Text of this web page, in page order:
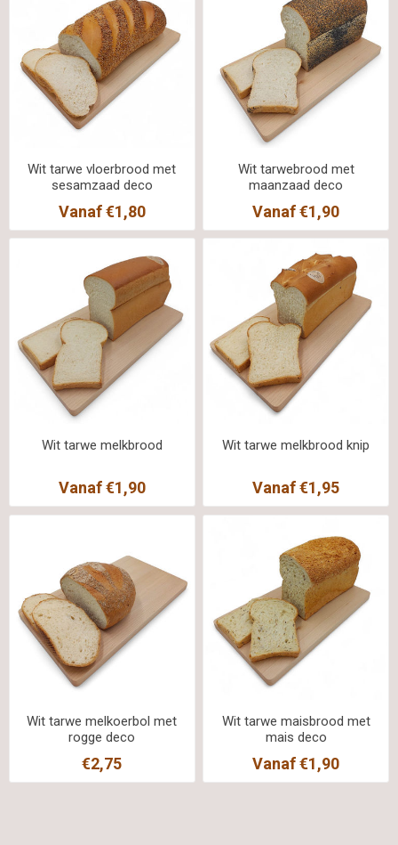
Wit tarwe vloerbrood met
sesamzaad deco
Vanaf €1,80
Wit tarwebrood met
maanzaad deco
Vanaf €1,90
Wit tarwe melkbrood
Vanaf €1,90
Wit tarwe melkbrood knip
Vanaf €1,95
Wit tarwe melkoerbol met
rogge deco
€2,75
Wit tarwe maisbrood met
mais deco
Vanaf €1,90